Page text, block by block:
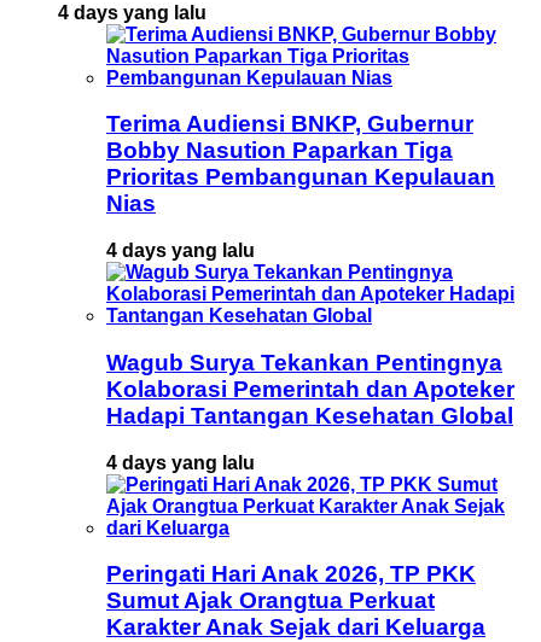
4 days yang lalu
Terima Audiensi BNKP, Gubernur
Bobby Nasution Paparkan Tiga
Prioritas Pembangunan Kepulauan
Nias
4 days yang lalu
Wagub Surya Tekankan Pentingnya
Kolaborasi Pemerintah dan Apoteker
Hadapi Tantangan Kesehatan Global
4 days yang lalu
Peringati Hari Anak 2026, TP PKK
Sumut Ajak Orangtua Perkuat
Karakter Anak Sejak dari Keluarga